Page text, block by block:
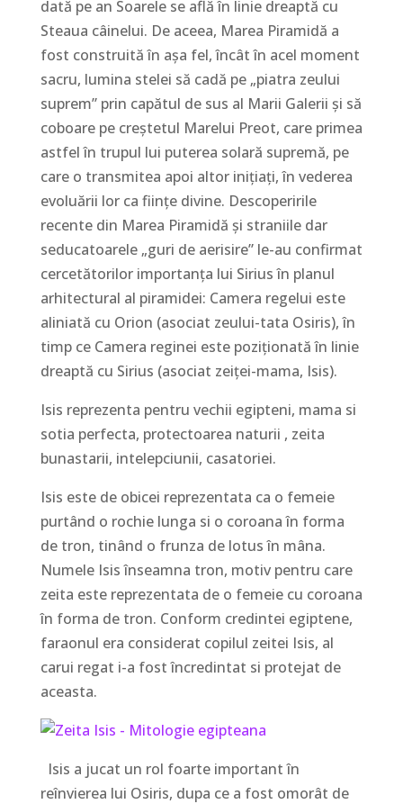
dată pe an Soarele se află în linie dreaptă cu
Steaua câinelui. De aceea, Marea Piramidă a
fost construită în așa fel, încât în acel moment
sacru, lumina stelei să cadă pe „piatra zeului
suprem” prin capătul de sus al Marii Galerii și să
coboare pe creștetul Marelui Preot, care primea
astfel în trupul lui puterea solară supremă, pe
care o transmitea apoi altor inițiați, în vederea
evoluării lor ca ființe divine. Descoperirile
recente din Marea Piramidă și straniile dar
seducatoarele „guri de aerisire” le-au confirmat
cercetătorilor importanța lui Sirius în planul
arhitectural al piramidei: Camera regelui este
aliniată cu Orion (asociat zeului-tata Osiris), în
timp ce Camera reginei este poziționată în linie
dreaptă cu Sirius (asociat zeiței-mama, Isis).
Isis reprezenta pentru vechii egipteni, mama si
sotia perfecta, protectoarea naturii , zeita
bunastarii, intelepciunii, casatoriei.
Isis este de obicei reprezentata ca o femeie
purtând o rochie lunga si o coroana în forma
de tron, tinând o frunza de lotus în mâna.
Numele Isis înseamna tron, motiv pentru care
zeita este reprezentata de o femeie cu coroana
în forma de tron. Conform credintei egiptene,
faraonul era considerat copilul zeitei Isis, al
carui regat i-a fost încredintat si protejat de
aceasta.
Isis a jucat un rol foarte important în
reînvierea lui Osiris, dupa ce a fost omorât de